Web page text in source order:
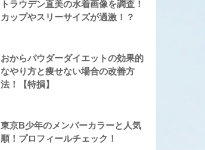
トラウデン直美の水着画像を調査！
カップやスリーサイズが過激！？
おからパウダーダイエットの効果的
なやり方と痩せない場合の改善方
法！【特損】
東京B少年のメンバーカラーと人気
順！プロフィールチェック！